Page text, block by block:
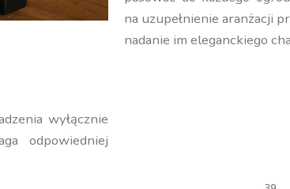
na uzupełnienie aranżacji
nadanie im eleganckiego
wyłącznie
odpowiedniej